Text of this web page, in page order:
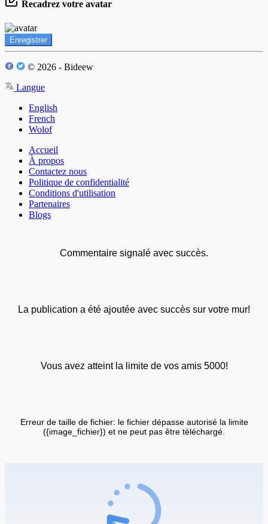
Recadrez votre avatar
Enregistrer
© 2026 - Bideew
Langue
English
French
Wolof
Accueil
À propos
Contactez nous
Politique de confidentialité
Conditions d'utilisation
Partenaires
Blogs
Commentaire signalé avec succès.
La publication a été ajoutée avec succès sur votre mur!
Vous avez atteint la limite de vos amis 5000!
Erreur de taille de fichier: le fichier dépasse autorisé la limite
({image_fichier}) et ne peut pas être téléchargé.